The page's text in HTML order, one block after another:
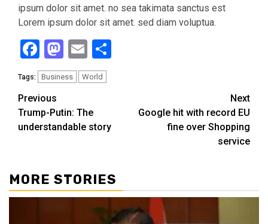
ipsum dolor sit amet. no sea takimata sanctus est
Lorem ipsum dolor sit amet. sed diam voluptua.
Facebook
Mastodon
Email
Tags: Business World
Continue
Reading
Previous
Trump-Putin: The
understandable story
Next
Google hit with record EU
fine over Shopping
service
MORE STORIES